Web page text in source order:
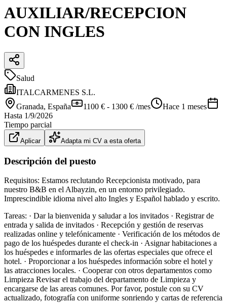
AUXILIAR/RECEPCION
CON INGLES
Salud
ITALCARMENES S.L.
Granada, España 1100 € - 1300 € /mes
Hace 1 meses
Hasta 1/9/2026
Tiempo parcial
Aplicar Adapta mi CV a esta oferta
Descripción del puesto
Requisitos: Estamos reclutando Recepcionista motivado, para
nuestro B&B en el Albayzin, en un entorno privilegiado.
Imprescindible idioma nivel alto Ingles y Español hablado y escrito.
Tareas: · Dar la bienvenida y saludar a los invitados · Registrar de
entrada y salida de invitados · Recepción y gestión de reservas
realizadas online y telefónicamente · Verificación de los métodos de
pago de los huéspedes durante el check-in · Asignar habitaciones a
los huéspedes e informarles de las ofertas especiales que ofrece el
hotel. · Proporcionar a los huéspedes información sobre el hotel y
las atracciones locales. · Cooperar con otros departamentos como
Limpieza Revisar el trabajo del departamento de Limpieza y
encargarse de las areas comunes. Por favor, postule con su CV
actualizado, fotografía con uniforme sonriendo y cartas de referencia